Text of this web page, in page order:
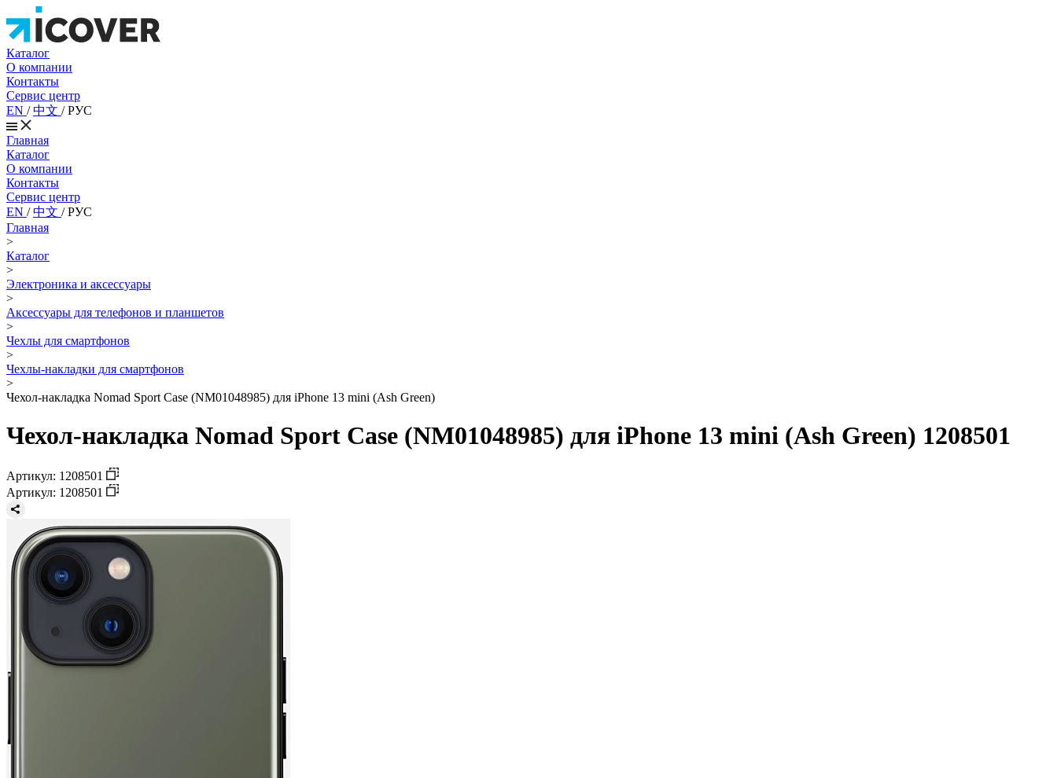
Каталог
О компании
Контакты
Сервис центр
EN /中文 /РУС
Главная
Каталог
О компании
Контакты
Сервис центр
EN /中文 /РУС
Главная
>
Каталог
>
Электроника и аксессуары
>
Аксессуары для телефонов и планшетов
>
Чехлы для смартфонов
>
Чехлы-накладки для смартфонов
>
Чехол-накладка Nomad Sport Case (NM01048985) для iPhone 13 mini (Ash Green)
Чехол-накладка Nomad Sport Case (NM01048985) для iPhone 13 mini (Ash Green) 1208501
Артикул: 1208501
Артикул: 1208501